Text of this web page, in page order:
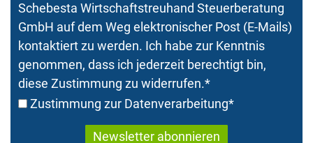
Schebesta Wirtschaftstreuhand Steuerberatung
GmbH auf dem Weg elektronischer Post (E-Mails)
kontaktiert zu werden. Ich habe zur Kenntnis
genommen, dass ich jederzeit berechtigt bin,
diese Zustimmung zu widerrufen.*
Zustimmung zur Datenverarbeitung*